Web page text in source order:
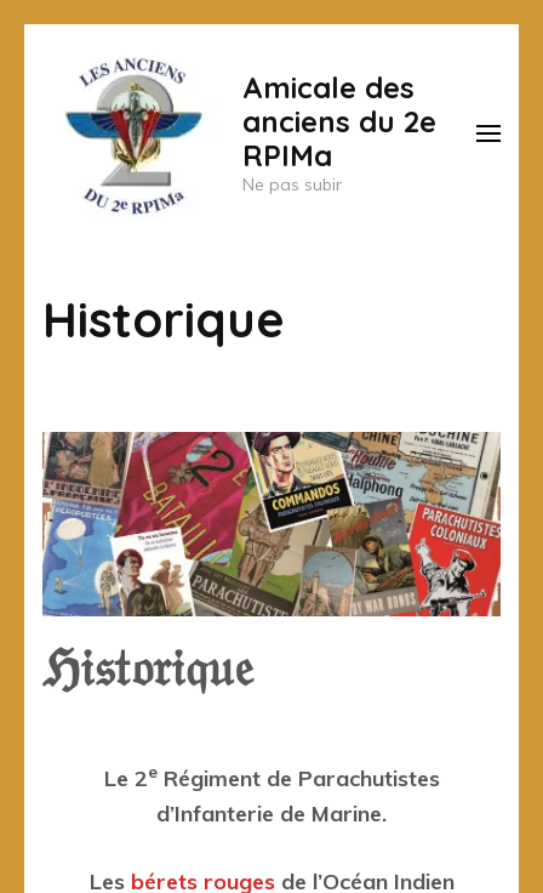
contenu
(Pressez
Entrée)
Amicale des
anciens du 2e
RPIMa
Ne pas subir
Historique
ℌ𝔦𝔰𝔱𝔬𝔯𝔦𝔮𝔲𝔢
Le 2eRégiment de Parachutistes
d’Infanterie de Marine.
Les bérets rougesde l’Océan Indien